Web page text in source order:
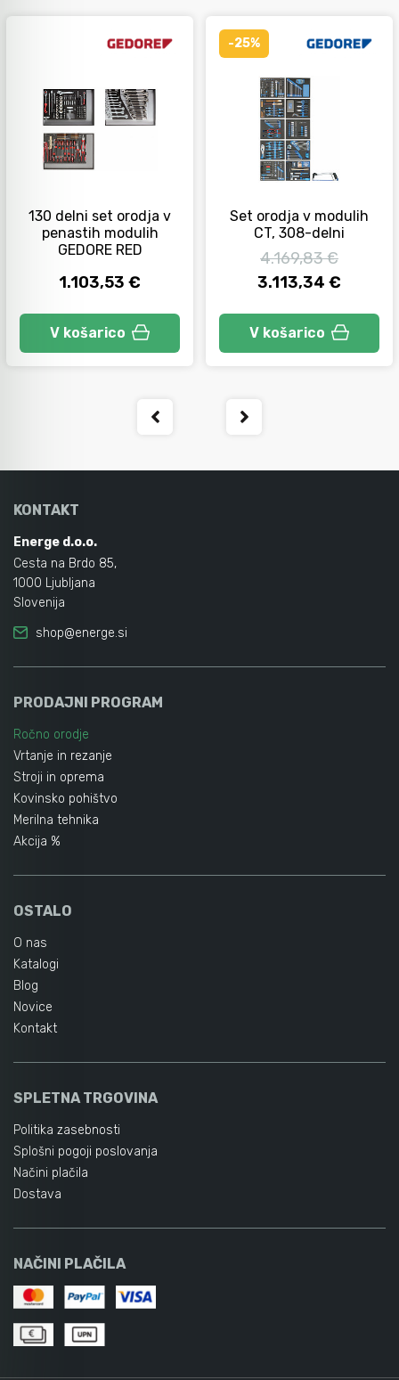
130 delni set orodja v
penastih modulih
GEDORE RED
1.103,53 €
V košarico
-25%
Set orodja v modulih
CT, 308-delni
4.169,83 €
3.113,34 €
V košarico
KONTAKT
Energe d.o.o.
Cesta na Brdo 85,
1000 Ljubljana
Slovenija
shop@energe.si
PRODAJNI PROGRAM
Ročno orodje
Vrtanje in rezanje
Stroji in oprema
Kovinsko pohištvo
Merilna tehnika
Akcija %
OSTALO
O nas
Katalogi
Blog
Novice
Kontakt
SPLETNA TRGOVINA
Politika zasebnosti
Splošni pogoji poslovanja
Načini plačila
Dostava
NAČINI PLAČILA